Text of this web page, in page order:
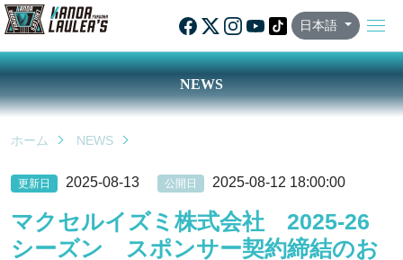
日本語
NEWS
ホーム NEWS
更新日 2025-08-13 公開日 2025-08-12 18:00:00
マクセルイズミ株式会社 2025-26
シーズン スポンサー契約締結のお